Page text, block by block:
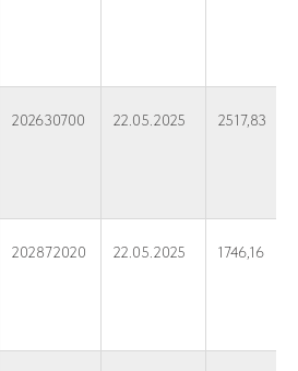
202630700 22.05.2025 2517,83
202872020 22.05.2025 1746,16